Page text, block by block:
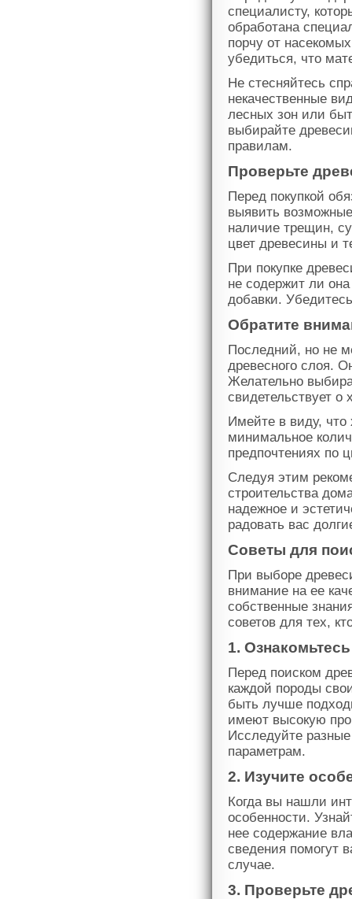
специалисту,
обработана
порчу от
убедиться, что
Не стесняйтесь
некачественные
лесных зон или
выбирайте
правилам.
Проверьте
Перед покупкой
выявить
наличие трещин,
цвет древесины и
При покупке
не содержит ли
добавки.
Обратите
Последний, но не
древесного слоя.
Желательно
свидетельствует о
Имейте в виду, что
минимальное
предпочтениях по
Следуя этим
строительства
надежное и
радовать вас
Советы для
При выборе
внимание на ее
собственные
советов для тех,
1.
Перед поиском
каждой породы
быть лучше
имеют высокую
Исследуйте
параметрам.
2. Изучите
Когда вы нашли
особенности.
нее содержание
сведения помогут
случае.
3. Проверьте